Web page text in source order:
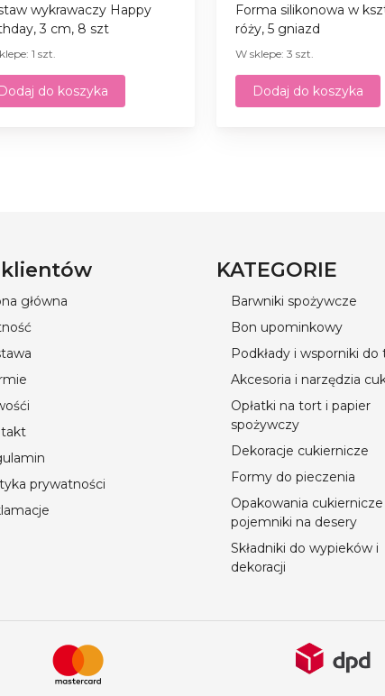
wykrawaczy Happy
3 cm, 8 szt
1 szt.
Dodaj do koszyka
Forma silikonowa w
róży, 5 gniazd
W sklepe: 3 szt.
Dodaj do koszyka
klientów
główna
prywatności
KATEGORIE
Barwniki spożywcze
Bon upominkowy
Podkłady i wsporniki
Akcesoria i narzędzia
Opłatki na tort i papier
spożywczy
Dekoracje cukiernicze
Formy do pieczenia
Opakowania cukiernicze
pojemniki na desery
Składniki do wypieków i
dekoracji